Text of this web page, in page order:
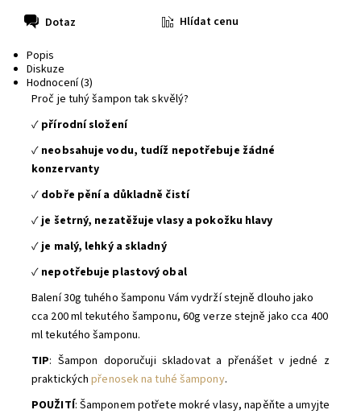
Dotaz
Hlídat cenu
Popis
Diskuze
Hodnocení (3)
Proč je tuhý šampon tak skvělý?
✓ přírodní složení
✓ neobsahuje vodu, tudíž nepotřebuje žádné
konzervanty
✓ dobře pění a důkladně čistí
✓ je šetrný, nezatěžuje vlasy a pokožku hlavy
✓ je malý, lehký a skladný
✓ nepotřebuje plastový obal
Balení 30g tuhého šamponu Vám vydrží stejně dlouho jako
cca 200 ml tekutého šamponu, 60g verze stejně jako cca 400
ml tekutého šamponu.
TIP: Šampon doporučuji skladovat a přenášet v jedné z
praktickýchpřenosek na tuhé šampony.
POUŽITÍ: Šamponem potřete mokré vlasy, napěňte a umyjte